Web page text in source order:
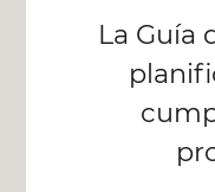
La Guía